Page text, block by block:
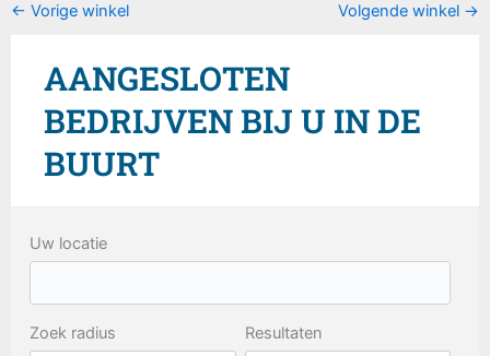
← Vorige winkel Volgende winkel →
AANGESLOTEN
BEDRIJVEN BIJ U IN DE
BUURT
Uw locatie
Zoek radius Resultaten